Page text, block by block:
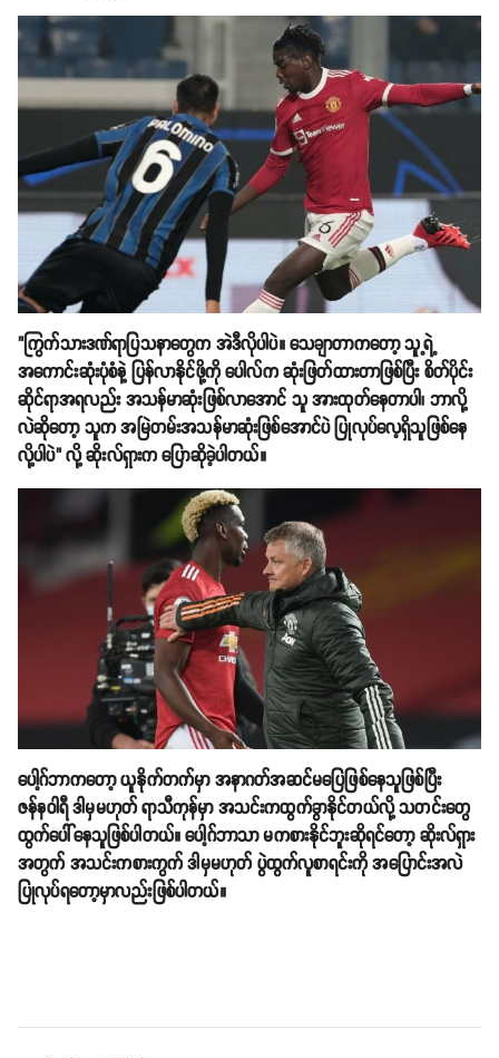
"ကြွက်သားဒဏ်ရာပြသနာတွေက အဲဒီလိုပါပဲ။ သေချာတာကတော့ သူ့ရဲ့
အကောင်းဆုံးပုံစံနဲ့ ပြန်လာနိုင်ဖို့ကို ပေါလ်က ဆုံးဖြတ်ထားတာဖြစ်ပြီး စိတ်ပိုင်း
ဆိုင်ရာအရလည်း အသန်မာဆုံးဖြစ်လာအောင် သူ အားထုတ်နေတာပါ၊ ဘာလို့
လဲဆိုတော့ သူက အမြဲတမ်းအသန်မာဆုံးဖြစ်အောင်ပဲ ပြုလုပ်လေ့ရှိသူဖြစ်နေ
လို့ပါပဲ" လို့ ဆိုးလ်ရှားက ပြောဆိုခဲ့ပါတယ်။
ပေါ့ဂ်ဘာကတော့ ယူနိုက်တက်မှာ အနာဂတ်အဆင်မပြေဖြစ်နေသူဖြစ်ပြီး
ဇန်နဝါရီ ဒါမှမဟုတ် ရာသီကုန်မှာ အသင်းကထွက်ခွာနိုင်တယ်လို့ သတင်းတွေ
ထွက်ပေါ်နေသူဖြစ်ပါတယ်။ ပေါ့ဂ်ဘာသာ မကစားနိုင်ဘူးဆိုရင်တော့ ဆိုးလ်ရှား
အတွက် အသင်းကစားကွက် ဒါမှမဟုတ် ပွဲထွက်လူစာရင်းကို အပြောင်းအလဲ
ပြုလုပ်ရတော့မှာလည်းဖြစ်ပါတယ်။